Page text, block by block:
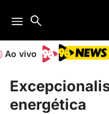
Ao vivo
energética